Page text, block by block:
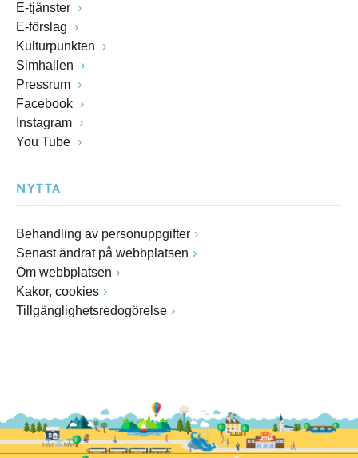
E-tjänster
E-förslag
Kulturpunkten
Simhallen
Pressrum
Facebook
Instagram
You Tube
NYTTA
Behandling av personuppgifter
Senast ändrat på webbplatsen
Om webbplatsen
Kakor, cookies
Tillgänglighetsredogörelse